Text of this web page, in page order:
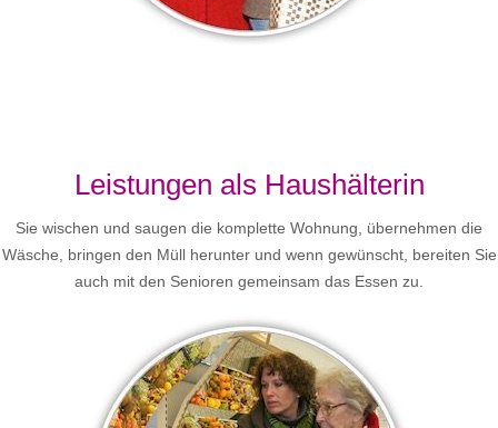
Leistungen als Haushälterin
Sie wischen und saugen die komplette Wohnung, übernehmen die
Wäsche, bringen den Müll herunter und wenn gewünscht, bereiten Sie
auch mit den Senioren gemeinsam das Essen zu.